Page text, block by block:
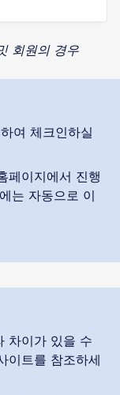
회원의 경우
여 체크인하실
페이지에서 진행
는 자동으로 이
차이가 있을 수
이트를 참조하세